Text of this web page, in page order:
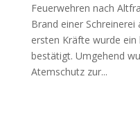
Feuerwehren nach
Brand einer
ersten Kräfte wurde ein
bestätigt. Umgehend
Atemschutz zur...